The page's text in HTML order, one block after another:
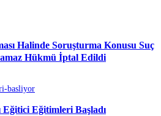
Halinde Soruşturma Konusu Suç
Hükmü İptal Edildi
Eğitici Eğitimleri Başladı